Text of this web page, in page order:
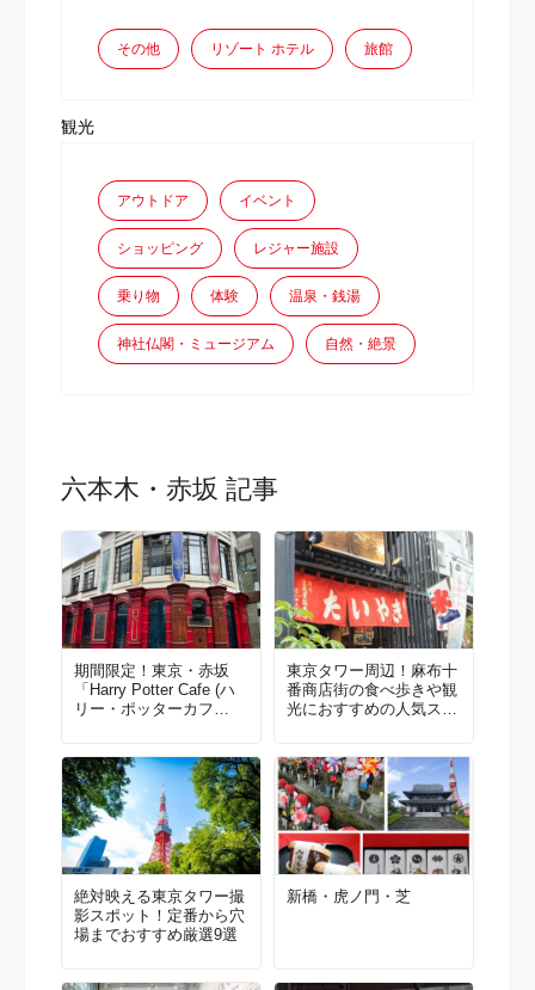
その他 リゾート ホテル 旅館
観光
アウトドア イベント
ショッピング レジャー施設
乗り物 体験 温泉・銭湯
神社仏閣・ミュージアム 自然・絶景
六本木・赤坂 記事
期間限定！東京・赤坂
「Harry Potter Cafe (ハ
リー・ポッターカフ
囲気を詳しく紹介
東京タワー周辺！麻布十
番商店街の食べ歩きや観
光におすすめの人気スポ
絶対映える東京タワー撮
影スポット！定番から穴
場までおすすめ厳選9選
新橋・虎ノ門・芝